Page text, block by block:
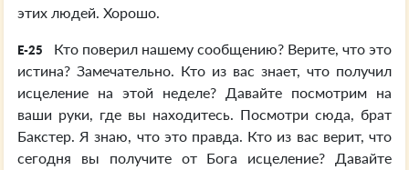
этих людей. Хорошо.
E-25
Кто поверил нашему сообщению? Верите, что это
истина? Замечательно. Кто из вас знает, что получил
исцеление на этой неделе? Давайте посмотрим на
ваши руки, где вы находитесь. Посмотри сюда, брат
Бакстер. Я знаю, что это правда. Кто из вас верит, что
сегодня вы получите от Бога исцеление? Давайте